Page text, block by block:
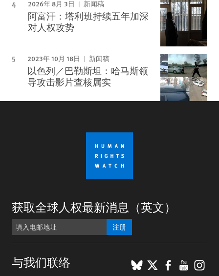
2026年 8月 3日 新闻稿
阿富汗：塔利班持续五年加深
对人权攻势
2023年 10月 18日 新闻稿
以色列／巴勒斯坦：哈马斯领
导攻击影片查核属实
获取全球人权最新消息（英文）
注册
与我们联络 BlueSky
X